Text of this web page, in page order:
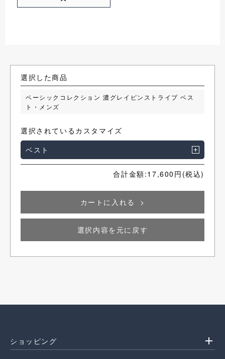
選択した商品
ベーシックコレクション 濃グレイピンストライプ ベス
ト・メンズ
選択されているカスタマイズ
ベスト
合計金額:17,600 円(税込)
カートに入れる
選択内容を元に戻す
ショッピング add